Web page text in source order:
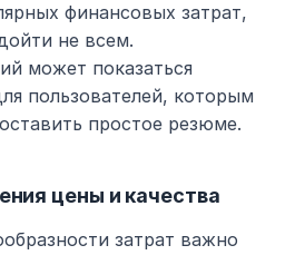
финансовых затрат,
не всем.
может показаться
пользователей, которым
простое резюме.
цены и качества
затрат важно